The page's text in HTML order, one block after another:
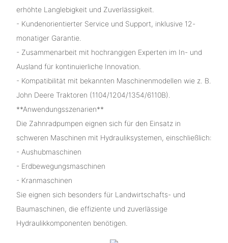
erhöhte Langlebigkeit und Zuverlässigkeit.
- Kundenorientierter Service und Support, inklusive 12-
monatiger Garantie.
- Zusammenarbeit mit hochrangigen Experten im In- und
Ausland für kontinuierliche Innovation.
- Kompatibilität mit bekannten Maschinenmodellen wie z. B.
John Deere Traktoren (1104/1204/1354/6110B).
**Anwendungsszenarien**
Die Zahnradpumpen eignen sich für den Einsatz in
schweren Maschinen mit Hydrauliksystemen, einschließlich:
- Aushubmaschinen
- Erdbewegungsmaschinen
- Kranmaschinen
Sie eignen sich besonders für Landwirtschafts- und
Baumaschinen, die effiziente und zuverlässige
Hydraulikkomponenten benötigen.